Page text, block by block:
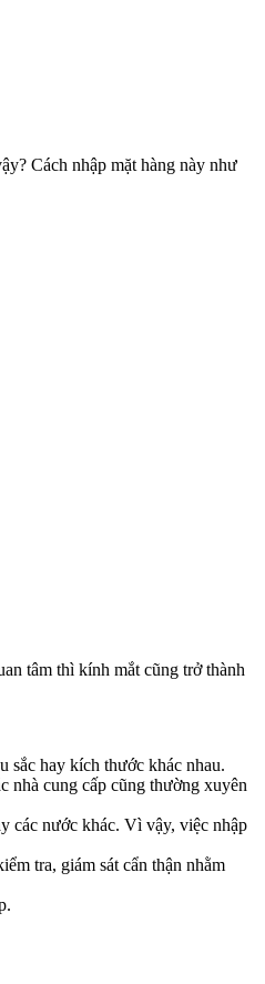
Cách nhập mặt hàng này như
tâm thì kính mắt cũng trở thành
sắc hay kích thước khác nhau.
nhà cung cấp cũng thường xuyên
các nước khác. Vì vậy, việc nhập
tra, giám sát cẩn thận nhằm